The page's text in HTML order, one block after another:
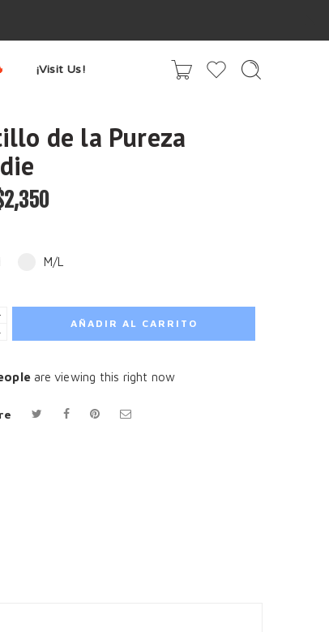
¡Visit Us!
de la Pureza
2,350
M/L
AÑADIR AL CARRITO
are viewing this right now